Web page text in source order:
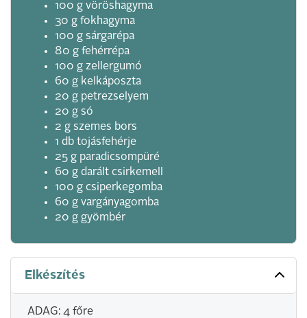
100 g vöröshagyma
30 g fokhagyma
100 g sárgarépa
80 g fehérrépa
100 g zellergumó
60 g kelkáposzta
20 g petrezselyem
20 g só
2 g szemes bors
1 db tojásfehérje
25 g paradicsompüré
60 g darált csirkemell
100 g csiperkegomba
60 g vargányagomba
20 g gyömbér
Elkészítés
ADAG: 4 főre